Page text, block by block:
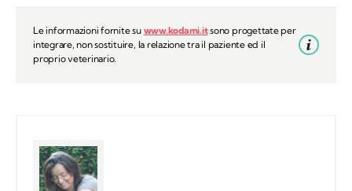
Le informazioni fornite su www.kodami.itsono progettate per
integrare, non sostituire, la relazione tra il paziente ed il
proprio veterinario.